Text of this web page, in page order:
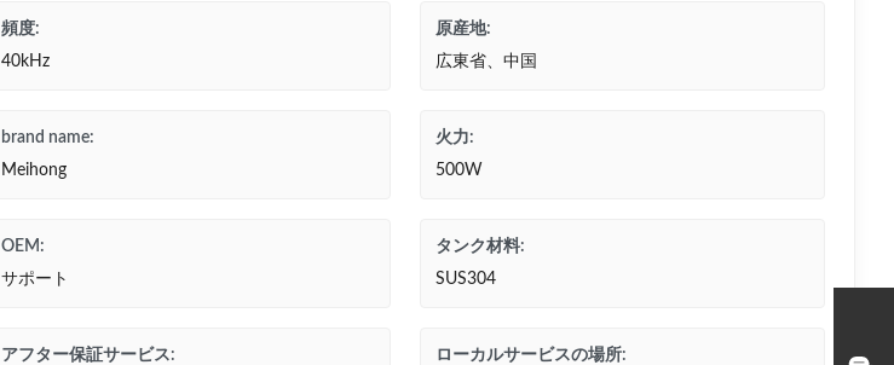
頻度:
40kHz
原産地:
広東省、中国
brand name:
Meihong
火力:
500W
OEM:
サポート
タンク材料:
SUS304
アフター保証サービス:
ローカルサービスの場所: